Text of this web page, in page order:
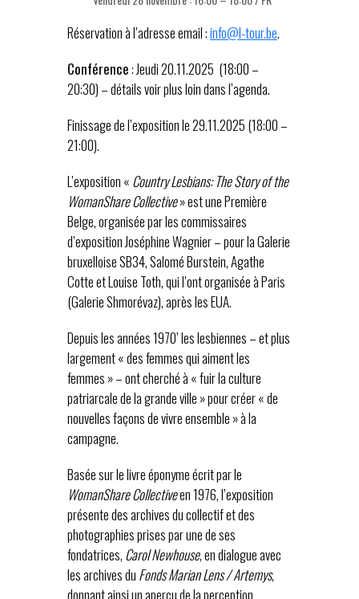
Réservation à l’adresse email :info@l-tour.be.
Conférence: Jeudi 20.11.2025 (18:00 –
20:30) – détails voir plus loin dans l’agenda.
Finissage de l’exposition le 29.11.2025 (18:00 –
21:00).
L’exposition « Country Lesbians: The Story of the
WomanShare Collective» est une Première
Belge, organisée par les commissaires
d’exposition Joséphine Wagnier – pour la Galerie
bruxelloise SB34, Salomé Burstein, Agathe
Cotte et Louise Toth, qui l’ont organisée à Paris
(Galerie Shmorévaz), après les EUA.
Depuis les années 1970’ les lesbiennes – et plus
largement « des femmes qui aiment les
femmes » – ont cherché à « fuir la culture
patriarcale de la grande ville » pour créer « de
nouvelles façons de vivre ensemble » à la
campagne.
Basée sur le livre éponyme écrit par le
WomanShare Collectiveen 1976, l’exposition
présente des archives du collectif et des
photographies prises par une de ses
fondatrices, Carol Newhouse, en dialogue avec
les archives du Fonds Marian Lens / Artemys,
donnant ainsi un aperçu de la perception